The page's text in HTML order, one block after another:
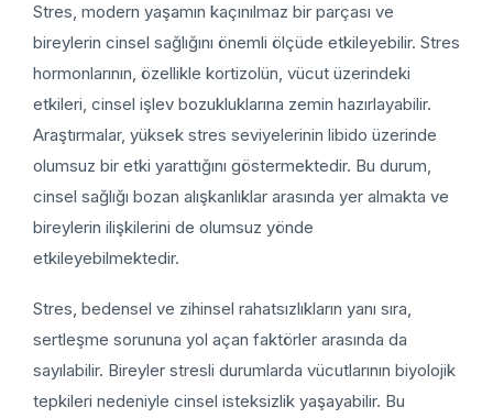
Stres, modern yaşamın kaçınılmaz bir parçası ve
bireylerin cinsel sağlığını önemli ölçüde etkileyebilir. Stres
hormonlarının, özellikle kortizolün, vücut üzerindeki
etkileri, cinsel işlev bozukluklarına zemin hazırlayabilir.
Araştırmalar, yüksek stres seviyelerinin libido üzerinde
olumsuz bir etki yarattığını göstermektedir. Bu durum,
cinsel sağlığı bozan alışkanlıklar arasında yer almakta ve
bireylerin ilişkilerini de olumsuz yönde
etkileyebilmektedir.
Stres, bedensel ve zihinsel rahatsızlıkların yanı sıra,
sertleşme sorununa yol açan faktörler arasında da
sayılabilir. Bireyler stresli durumlarda vücutlarının biyolojik
tepkileri nedeniyle cinsel isteksizlik yaşayabilir. Bu